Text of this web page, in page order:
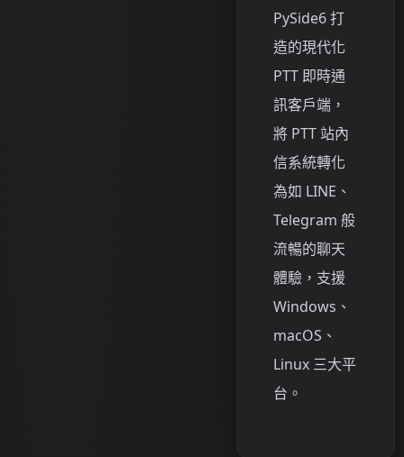
PySide6 打
造的現代化
PTT 即時通
訊客戶端，
將 PTT 站內
信系統轉化
為如 LINE、
Telegram 般
流暢的聊天
體驗，支援
Windows、
macOS、
Linux 三大平
台。